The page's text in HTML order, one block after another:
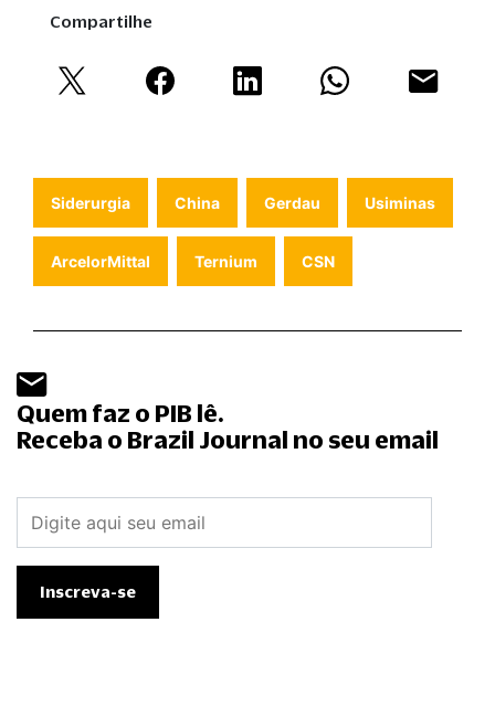
Compartilhe
Siderurgia China Gerdau Usiminas
ArcelorMittal Ternium CSN
Quem faz o PIB lê.
Receba o Brazil Journal no seu email